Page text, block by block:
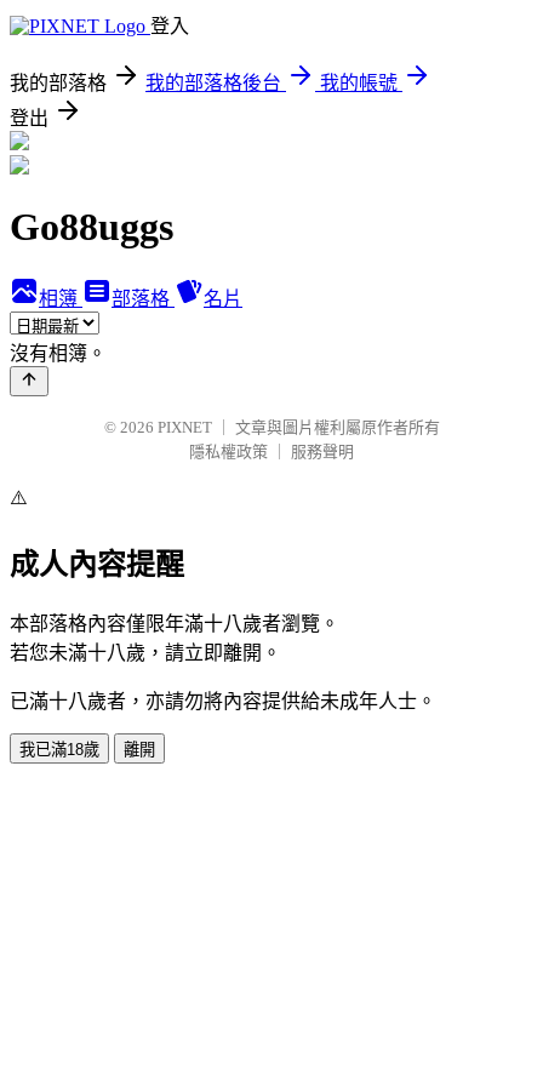
登入
我的部落格 我的部落格後台
我的帳號
登出
Go88uggs
相簿 部落格 名片
沒有相簿。
© 2026 PIXNET
文章與圖片權利屬原作者所有
隱私權政策
服務聲明
⚠️
成人內容提醒
本部落格內容僅限年滿十八歲者瀏覽。
若您未滿十八歲，請立即離開。
已滿十八歲者，亦請勿將內容提供給未成年人士。
我已滿18歲 離開